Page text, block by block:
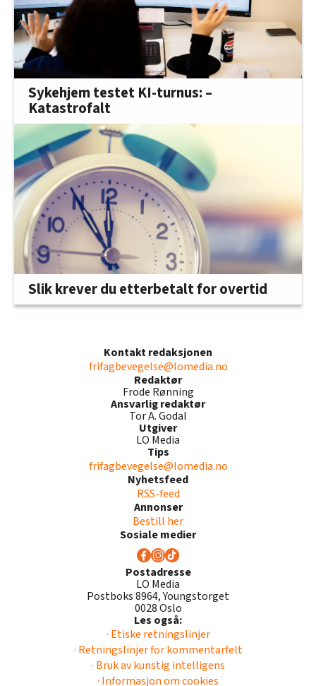
Sykehjem testet KI-turnus: –
Katastrofalt
Slik krever du etterbetalt for overtid
Kontakt redaksjonen
frifagbevegelse@lomedia.no
Redaktør
Frode Rønning
Ansvarlig redaktør
Tor A. Godal
Utgiver
LO Media
Tips
frifagbevegelse@lomedia.no
Nyhetsfeed
RSS-feed
Annonser
Bestill her
Sosiale medier
Postadresse
LO Media
Postboks 8964, Youngstorget
0028 Oslo
Les også:
· Etiske retningslinjer
· Retningslinjer for kommentarfelt
· Bruk av kunstig intelligens
· Informasjon om cookies